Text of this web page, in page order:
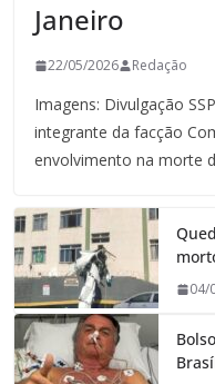
Janeiro
22/05/2026 Redação
Imagens: Divulgação
integrante da facção
envolvimento na morte
04/